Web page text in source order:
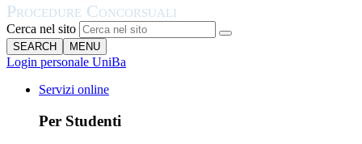
Cerca nel sito
SEARCH MENU
Login personale UniBa
Servizi online
Per Studenti